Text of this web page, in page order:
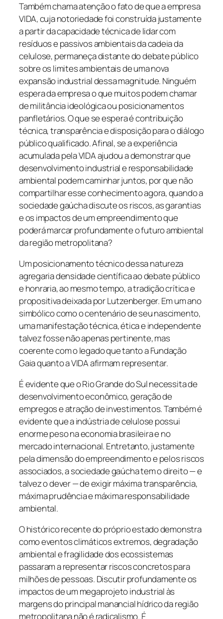
Também chama atenção o fato de que a empresa
VIDA, cuja notoriedade foi construída justamente
a partir da capacidade técnica de lidar com
resíduos e passivos ambientais da cadeia da
celulose, permaneça distante do debate público
sobre os limites ambientais de uma nova
expansão industrial dessa magnitude. Ninguém
espera da empresa o que muitos podem chamar
de militância ideológica ou posicionamentos
panfletários. O que se espera é contribuição
técnica, transparência e disposição para o diálogo
público qualificado. Afinal, se a experiência
acumulada pela VIDA ajudou a demonstrar que
desenvolvimento industrial e responsabilidade
ambiental podem caminhar juntos, por que não
compartilhar esse conhecimento agora, quando a
sociedade gaúcha discute os riscos, as garantias
e os impactos de um empreendimento que
poderá marcar profundamente o futuro ambiental
da região metropolitana?
Um posicionamento técnico dessa natureza
agregaria densidade científica ao debate público
e honraria, ao mesmo tempo, a tradição crítica e
propositiva deixada por Lutzenberger. Em um ano
simbólico como o centenário de seu nascimento,
uma manifestação técnica, ética e independente
talvez fosse não apenas pertinente, mas
coerente com o legado que tanto a Fundação
Gaia quanto a VIDA afirmam representar.
É evidente que o Rio Grande do Sul necessita de
desenvolvimento econômico, geração de
empregos e atração de investimentos. Também é
evidente que a indústria de celulose possui
enorme peso na economia brasileira e no
mercado internacional. Entretanto, justamente
pela dimensão do empreendimento e pelos riscos
associados, a sociedade gaúcha tem o direito — e
talvez o dever — de exigir máxima transparência,
máxima prudência e máxima responsabilidade
ambiental.
O histórico recente do próprio estado demonstra
como eventos climáticos extremos, degradação
ambiental e fragilidade dos ecossistemas
passaram a representar riscos concretos para
milhões de pessoas. Discutir profundamente os
impactos de um megaprojeto industrial às
margens do principal manancial hídrico da região
metropolitana não é radicalismo. É